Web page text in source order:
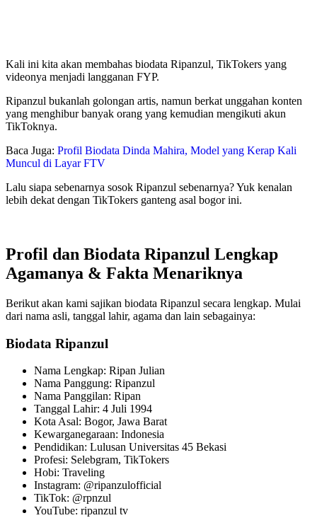
Kali ini kita akan membahas biodata Ripanzul, TikTokers yang
videonya menjadi langganan FYP.
Ripanzul bukanlah golongan artis, namun berkat unggahan konten
yang menghibur banyak orang yang kemudian mengikuti akun
TikToknya.
Baca Juga: Profil Biodata Dinda Mahira, Model yang Kerap Kali
Muncul di Layar FTV
Lalu siapa sebenarnya sosok Ripanzul sebenarnya? Yuk kenalan
lebih dekat dengan TikTokers ganteng asal bogor ini.
Profil dan Biodata Ripanzul Lengkap
Agamanya & Fakta Menariknya
Berikut akan kami sajikan biodata Ripanzul secara lengkap. Mulai
dari nama asli, tanggal lahir, agama dan lain sebagainya:
Biodata Ripanzul
Nama Lengkap: Ripan Julian
Nama Panggung: Ripanzul
Nama Panggilan: Ripan
Tanggal Lahir: 4 Juli 1994
Kota Asal: Bogor, Jawa Barat
Kewarganegaraan: Indonesia
Pendidikan: Lulusan Universitas 45 Bekasi
Profesi: Selebgram, TikTokers
Hobi: Traveling
Instagram: @ripanzulofficial
TikTok: @rpnzul
YouTube: ripanzul tv